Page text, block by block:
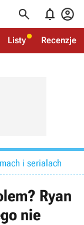
  
Listy Recenzje
i serialach
Ryan
nie